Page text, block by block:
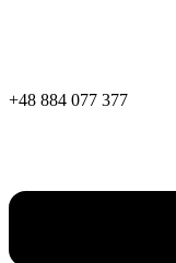
+48 884 077 377